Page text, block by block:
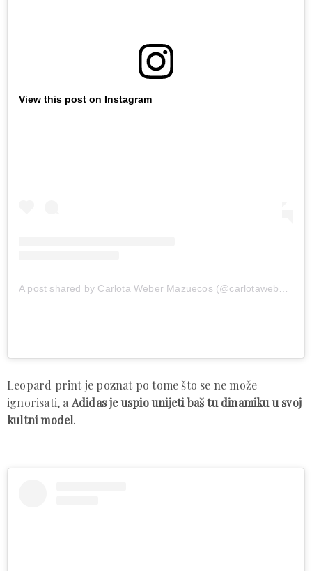
View this post on Instagram
Leopard print je poznat po tome što se ne može
ignorisati, a Adidas je uspio unijeti baš tu dinamiku u svoj
kultni model.